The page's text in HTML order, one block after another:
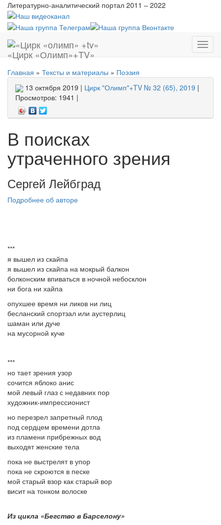
Литературно-аналитический портал 2011 – 2022
меню
«Цирк «Олимп»+TV»
Главная » Тексты и материалы » Поэзия
13 октября 2019 | Цирк "Олимп"+TV № 32 (65), 2019 |
Просмотров: 1941 |
В поисках
утраченного зрения
Сергей Лейбград
Подробнее об авторе
***
я вышел из скайпа
я вышел из скайпа на мокрый балкон
болконским впиваться в ночной небосклон
ни бога ни хайпа
опухшее время ни ликов ни лиц
бесланский спортзал или аустерлиц
шаман или дуче
на мусорной куче
***
но тает зрения узор
сочится яблоко анис
мой левый глаз с недавних пор
художник-импрессионист
но перезрел запретный плод
под сердцем времени дотла
из пламени прибрежных вод
выходят женские тела
пока не выстрелят в упор
пока не скроются в песке
мой старый взор как старый вор
висит на тонком волоске
Из цикла «Бегство в Барселону»